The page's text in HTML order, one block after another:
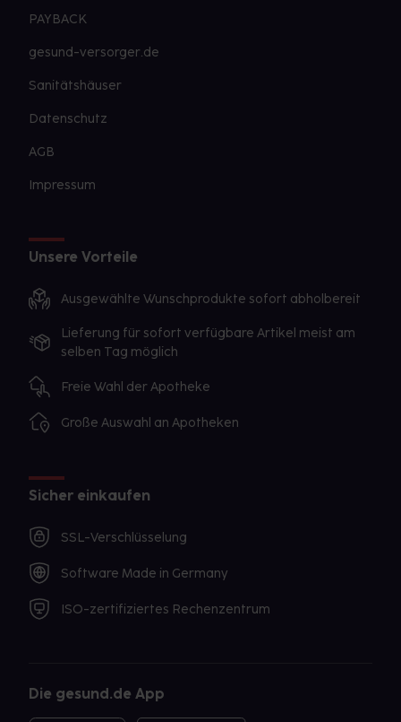
PAYBACK
gesund-versorger.de
Sanitätshäuser
Datenschutz
AGB
Impressum
Unsere Vorteile
Ausgewählte Wunschprodukte sofort abholbereit
Lieferung für sofort verfügbare Artikel meist am
selben Tag möglich
Freie Wahl der Apotheke
Große Auswahl an Apotheken
Sicher einkaufen
SSL-Verschlüsselung
Software Made in Germany
ISO-zertifiziertes Rechenzentrum
Die gesund.de App